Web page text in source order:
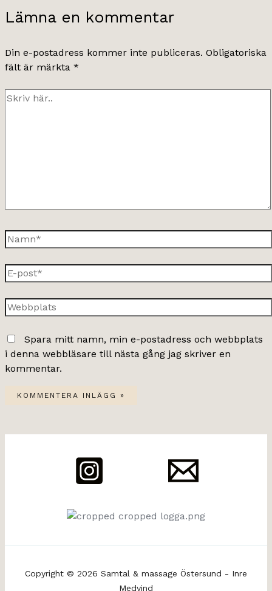
Lämna en kommentar
Din e-postadress kommer inte publiceras. Obligatoriska
fält är märkta *
Skriv
Namn*
E-
post*
Webbplats
Spara mitt namn, min e-postadress och webbplats
i denna webbläsare till nästa gång jag skriver en
kommentar.
Copyright © 2026 Samtal & massage Östersund - Inre
Medvind